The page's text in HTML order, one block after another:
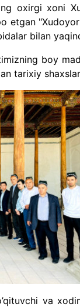
oxirgi xoni
etgan
bilan
boy
tarixiy
va